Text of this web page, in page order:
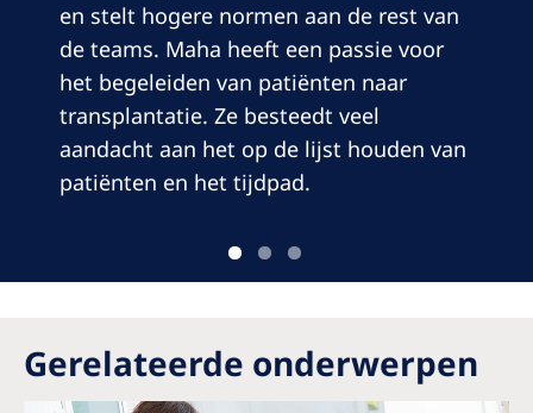
en stelt hogere normen aan de rest van
de teams. Maha heeft een passie voor
het begeleiden van patiënten naar
transplantatie. Ze besteedt veel
aandacht aan het op de lijst houden van
patiënten en het tijdpad.
Gerelateerde onderwerpen